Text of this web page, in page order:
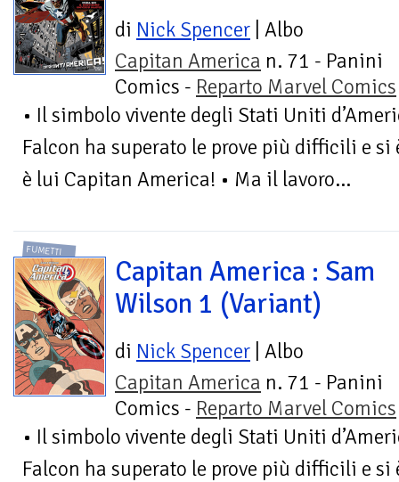
di Nick Spencer | Albo
Capitan America n. 71 - Panini
Comics - Reparto Marvel Comics
• Il simbolo vivente degli Stati Uniti
Falcon ha superato le prove più difficili e si
è lui Capitan America! • Ma il lavoro...
FUMETTI
Capitan America : Sam
Wilson 1 (Variant)
di Nick Spencer | Albo
Capitan America n. 71 - Panini
Comics - Reparto Marvel Comics
• Il simbolo vivente degli Stati Uniti
Falcon ha superato le prove più difficili e si